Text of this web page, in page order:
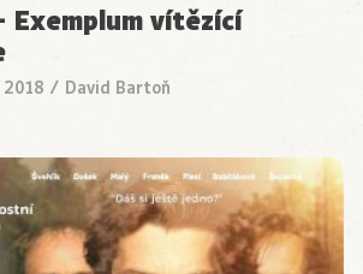
Exemplum vítězící
/ David Bartoň